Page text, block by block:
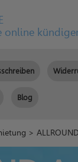
online
Blog
>